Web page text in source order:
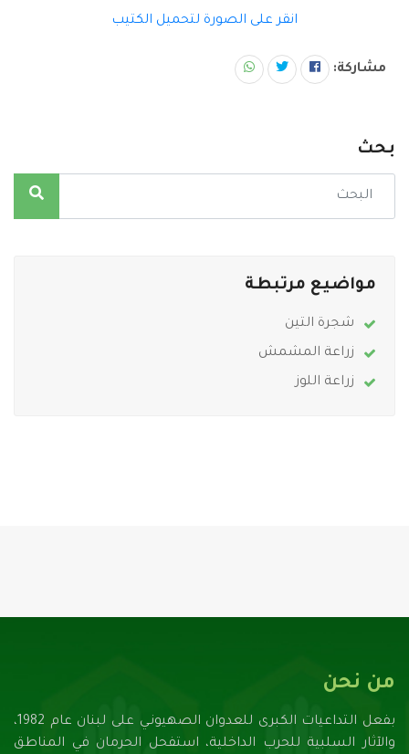
انقر على الصورة لتحميل الكتيب
مشاركة:
بحث
مواضيع مرتبطة
شجرة التين
زراعة المشمش
زراعة اللوز
من نحن
بفعل التداعيات الكبرى للعدوان الصهيونـي على لبنان عام 1982،
والآثار السلبية للحرب الداخلية، استفحل الحرمان في المناطق